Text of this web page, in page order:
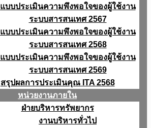
แบบประเมินความพึงพอใจของผู้ใช้งาน
ระบบสารสนเทศ 2567
แบบประเมินความพึงพอใจของผู้ใช้งาน
ระบบสารสนเทศ 2568
แบบประเมินความพึงพอใจของผู้ใช้งาน
ระบบสารสนเทศ 2569
สรุปผลการประเมินคุณ ITA 2568
หน่วยงานภายใน
ฝ่ายบริหารทรัพยากร
งานบริหารทั่วไป